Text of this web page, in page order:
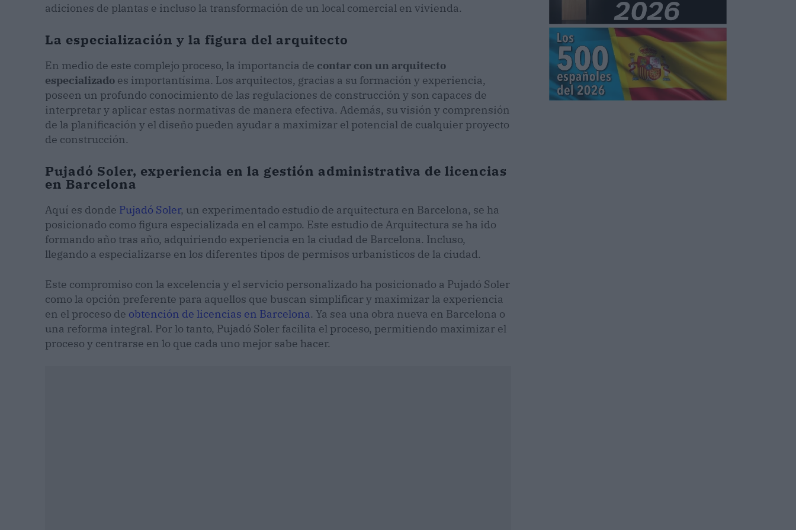
adiciones de plantas e incluso la transformación de un local comercial en vivienda.
La especialización y la figura del arquitecto
En medio de este complejo proceso, la importancia de contar con un arquitecto
especializado es importantísima. Los arquitectos, gracias a su formación y experiencia,
poseen un profundo conocimiento de las regulaciones de construcción y son capaces de
interpretar y aplicar estas normativas de manera efectiva. Además, su visión y comprensión
de la planificación y el diseño pueden ayudar a maximizar el potencial de cualquier proyecto
de construcción.
Pujadó Soler, experiencia en la gestión administrativa de licencias
en Barcelona
Aquí es donde Pujadó Soler, un experimentado estudio de arquitectura en Barcelona, se ha
posicionado como figura especializada en el campo. Este estudio de Arquitectura se ha ido
formando año tras año, adquiriendo experiencia en la ciudad de Barcelona. Incluso,
llegando a especializarse en los diferentes tipos de permisos urbanísticos de la ciudad.
Este compromiso con la excelencia y el servicio personalizado ha posicionado a Pujadó Soler
como la opción preferente para aquellos que buscan simplificar y maximizar la experiencia
en el proceso de obtención de licencias en Barcelona. Ya sea una obra nueva en Barcelona o
una reforma integral. Por lo tanto, Pujadó Soler facilita el proceso, permitiendo maximizar el
proceso y centrarse en lo que cada uno mejor sabe hacer.